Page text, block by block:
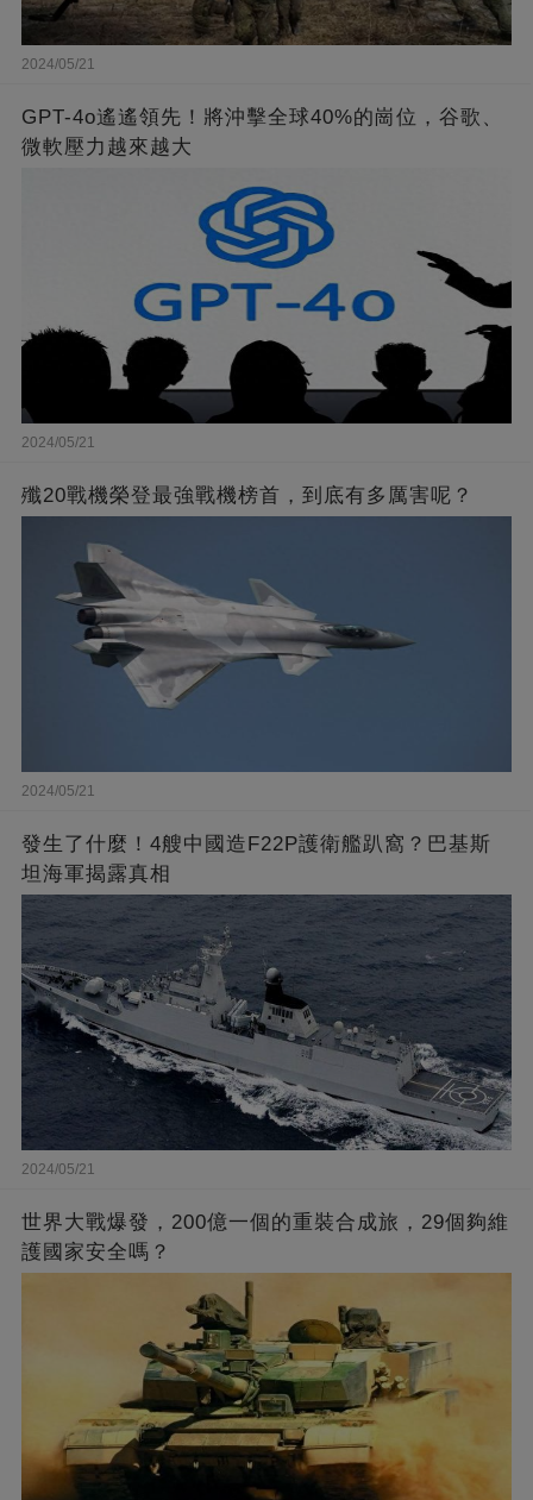
2024/05/21
GPT-4o遙遙領先！將沖擊全球40%的崗位，谷歌、
微軟壓力越來越大
2024/05/21
殲20戰機榮登最強戰機榜首，到底有多厲害呢？
2024/05/21
發生了什麼！4艘中國造F22P護衛艦趴窩？巴基斯
坦海軍揭露真相
2024/05/21
世界大戰爆發，200億一個的重裝合成旅，29個夠維
護國家安全嗎？